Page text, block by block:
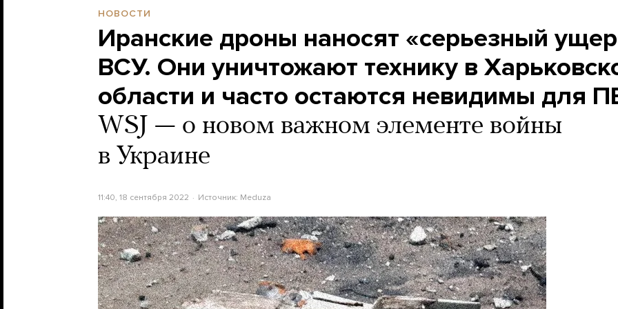
НОВОСТИ
Иранские дроны наносят «серьезный
ВСУ. Они уничтожают технику в
области и часто остаются невидимы для
WSJ — о новом важном элементе войны
в Украине
11:40, 18 сентября 2022 Источник: Meduza